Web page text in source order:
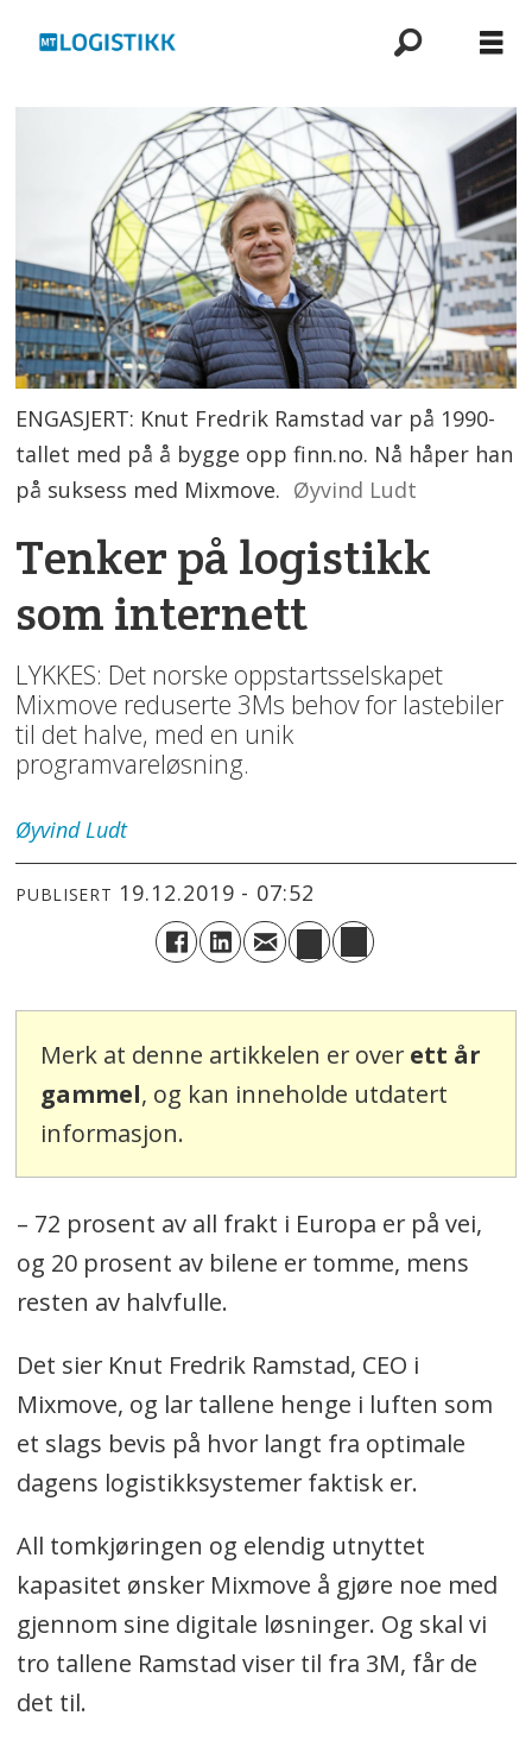
ENGASJERT: Knut Fredrik Ramstad var på 1990-
tallet med på å bygge opp finn.no. Nå håper han
på suksess med Mixmove. Øyvind Ludt
Tenker på logistikk
som internett
LYKKES: Det norske oppstartsselskapet
Mixmove reduserte 3Ms behov for lastebiler
til det halve, med en unik
programvareløsning.
Øyvind Ludt
PUBLISERT 19.12.2019 - 07:52
Merk at denne artikkelen er over ett år
gammel, og kan inneholde utdatert
informasjon.
– 72 prosent av all frakt i Europa er på vei,
og 20 prosent av bilene er tomme, mens
resten av halvfulle.
Det sier Knut Fredrik Ramstad, CEO i
Mixmove, og lar tallene henge i luften som
et slags bevis på hvor langt fra optimale
dagens logistikksystemer faktisk er.
All tomkjøringen og elendig utnyttet
kapasitet ønsker Mixmove å gjøre noe med
gjennom sine digitale løsninger. Og skal vi
tro tallene Ramstad viser til fra 3M, får de
det til.